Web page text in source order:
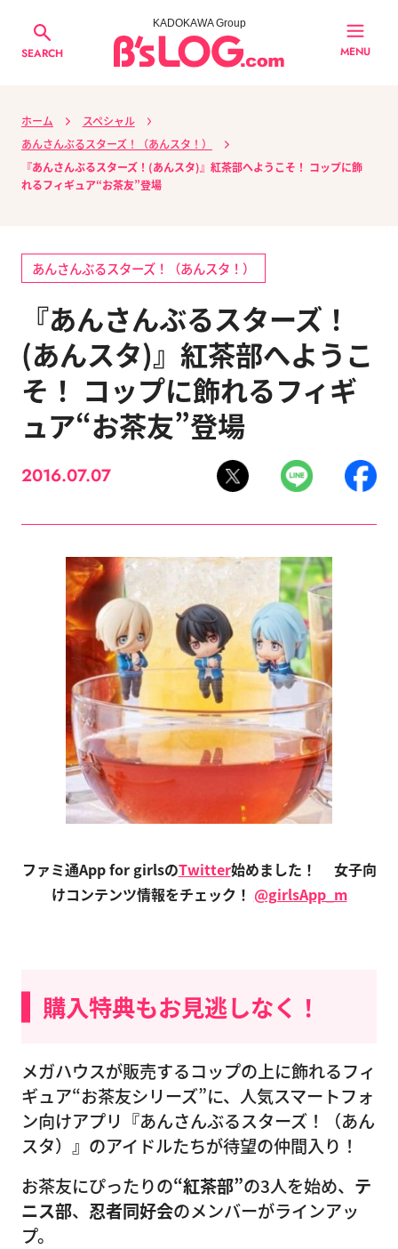
SEARCH
KADOKAWA Group
MENU
ホーム
スペシャル
あんさんぶるスターズ！（あんスタ！）
『あんさんぶるスターズ！(あんスタ)』紅茶部へようこそ！ コップに飾
れるフィギュア“お茶友”登場
あんさんぶるスターズ！（あんスタ！）
『あんさんぶるスターズ！
(あんスタ)』紅茶部へようこ
そ！ コップに飾れるフィギ
ュア“お茶友”登場
2016.07.07
ファミ通App for girlsのTwitter始めました！
女子向
けコンテンツ情報をチェック！ @girlsApp_m
購入特典もお見逃しなく！
メガハウスが販売するコップの上に飾れるフィ
ギュア“お茶友シリーズ”に、人気スマートフォ
ン向けアプリ『あんさんぶるスターズ！（あん
スタ）』のアイドルたちが待望の仲間入り！
お茶友にぴったりの“紅茶部”の3人を始め、 テ
ニス部、 忍者同好会のメンバーがラインアッ
プ。